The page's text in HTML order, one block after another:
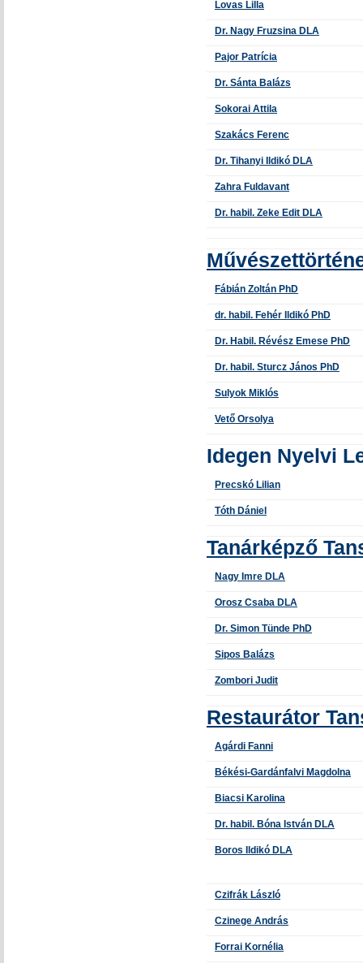
Lovas Lilla
Dr. Nagy Fruzsina DLA
Pajor Patrícia
Dr. Sánta Balázs
Sokorai Attila
Szakács Ferenc
Dr. Tihanyi Ildikó DLA
Zahra Fuldavant
Dr. habil. Zeke Edit DLA
Fábián Zoltán PhD
dr. habil. Fehér Ildikó PhD
Dr. Habil. Révész Emese PhD
Dr. habil. Sturcz János PhD
Sulyok Miklós
Vető Orsolya
Idegen Nyelvi
Precskó Lilian
Tóth Dániel
Tanárképző
Nagy Imre DLA
Orosz Csaba DLA
Dr. Simon Tünde PhD
Sipos Balázs
Zombori Judit
Restaurátor
Agárdi Fanni
Békési-Gardánfalvi Magdolna
Biacsi Karolina
Dr. habil. Bóna István DLA
Boros Ildikó DLA
Czifrák László
Czinege András
Forrai Kornélia